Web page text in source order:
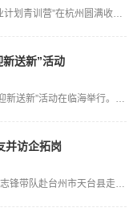
近日，“好‘市’正发生·完美青年轻创业计划青训营”在杭州圆满收官。学院学子唐越携“靛染布韵”蓝印花布非遗创新项目成功入选全国20强。本次活动由中国青年创业就业基金会、共青团浙江省委指导，共青团杭州市委、浙江省青年创业就业基金会等联合主办，面向广大青年创业者遴选优质创业项目。活动吸引百余组创业团队报名，经多轮筛选，最终20支优秀青年创业队伍进入线下集训。青训营设置项目路演、专家问诊、创业专题实训等环节...
送新”活动
7月31日，学院台州校友会2026年“迎新送新”活动在临海举行。学院院长、党委副书记童志锋，校友会执行会长伏晓红，学工部、文设学院负责人，台州校友会秘书长张翔，副会长叶璐璐、陈凯笛、陈江涛、胡洋铭，临海校友会会长胡正亦，秘书长翁凯迪，副会长章徐赟、杜卢星，优秀校友代表，2026级台州籍新生及家长代表共30余人齐聚千年府城，共叙师友情谊、共启新生征程。童志锋在致辞中向与会校友、新生及家长表示热烈欢迎和衷心感谢...
并访企拓岗
7月30日，学院院长、党委副书记童志锋带队赴台州市天台县走访校友并开展校地合作座谈与访企拓岗，受到广大校友及校友单位领导的热情接待。童志锋一行来到天台县坦头镇，与镇领导班子开展校地合作座谈。坦头镇党委书记洪天兵，镇人大主席陈霞，镇班子成员，学院校友吕超龙、陈翔、叶娜汝等人参加座谈会。童志锋感谢坦头镇党委对校友的关心与培养，并详细介绍了学院办学历史、办学特色、“十五五”期间推动办学向产业逻辑转变的举...